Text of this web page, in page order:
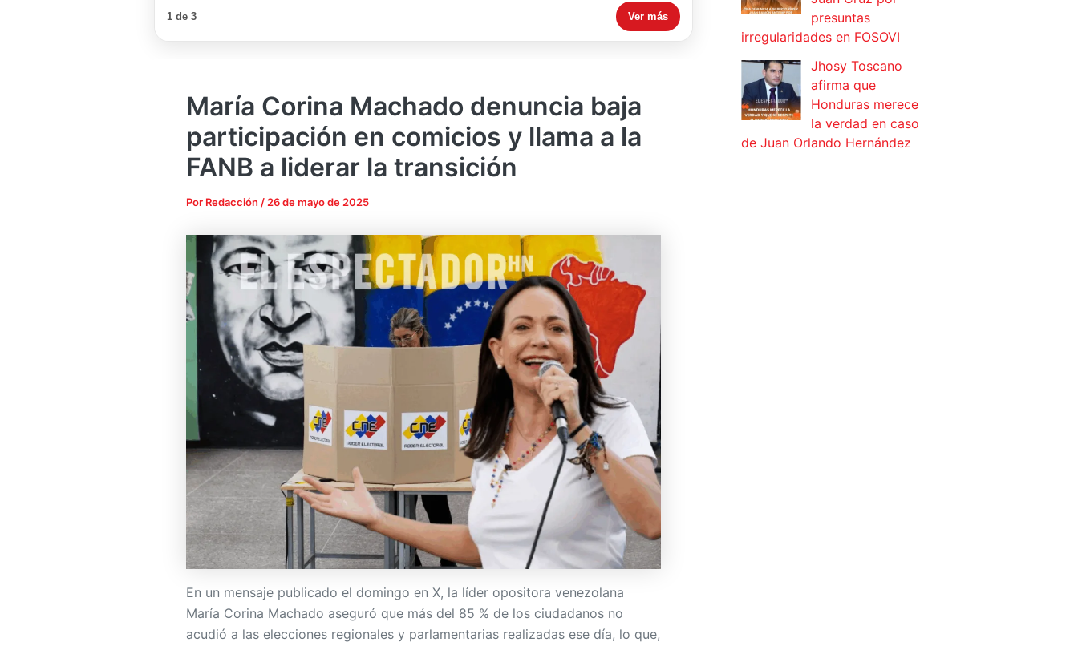
1 de 3 Ver más
María Corina Machado denuncia baja
participación en comicios y llama a la
FANB a liderar la transición
Por Redacción / 26 de mayo de 2025
En un mensaje publicado el domingo en X, la líder opositora venezolana
María Corina Machado aseguró que más del 85 % de los ciudadanos no
acudió a las elecciones regionales y parlamentarias realizadas ese día, lo que,
presuntas
irregularidades en FOSOVI
Jhosy Toscano
afirma que
Honduras merece
la verdad en caso
de Juan Orlando Hernández